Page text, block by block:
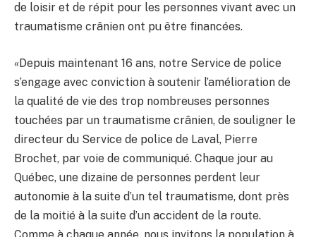
de loisir et de répit pour les personnes vivant avec un
traumatisme crânien ont pu être financées.
«Depuis maintenant 16 ans, notre Service de police
s’engage avec conviction à soutenir l’amélioration de
la qualité de vie des trop nombreuses personnes
touchées par un traumatisme crânien, de souligner le
directeur du Service de police de Laval, Pierre
Brochet, par voie de communiqué. Chaque jour au
Québec, une dizaine de personnes perdent leur
autonomie à la suite d’un tel traumatisme, dont près
de la moitié à la suite d’un accident de la route.